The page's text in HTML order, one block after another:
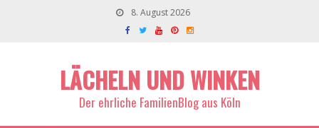
8. August 2026
LÄCHELN UND WINKEN
Der ehrliche FamilienBlog aus Köln